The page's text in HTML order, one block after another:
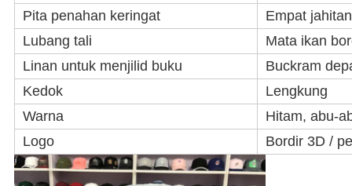
Pita penahan keringat
Empat
Lubang tali
Mata ikan
Linan untuk menjilid buku
Buckram
Kedok
Lengkung
Warna
Hitam, abu-
Logo
Bordir 3D /